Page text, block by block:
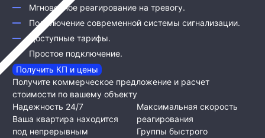
Мгновенное реагирование на тревогу.
Подключение современной системы сигнализации.
Доступные тарифы.
Простое подключение.
Получить КП и цены
Получите коммерческое предложение и расчет
стоимости по вашему объекту
Надежность 24/7
Ваша квартира находится
под непрерывным
Максимальная скорость
реагирования
Группы быстрого